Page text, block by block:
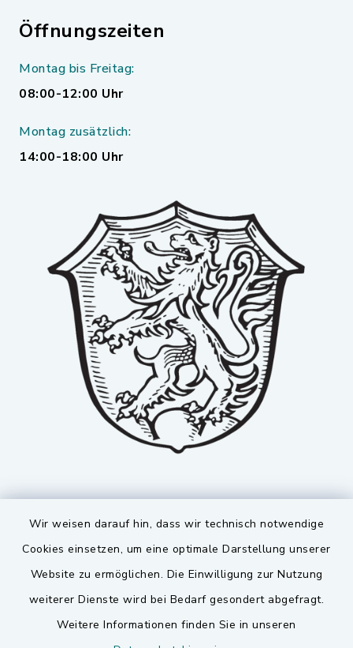
Wir weisen darauf hin, dass wir technisch notwendige
Cookies einsetzen, um eine optimale Darstellung unserer
Website zu ermöglichen. Die Einwilligung zur Nutzung
weiterer Dienste wird bei Bedarf gesondert abgefragt.
Weitere Informationen finden Sie in unseren
Öffnungszeiten
Montag bis Freitag:
08:00-12:00 Uhr
Montag zusätzlich:
14:00-18:00 Uhr
Barrierefreiheit